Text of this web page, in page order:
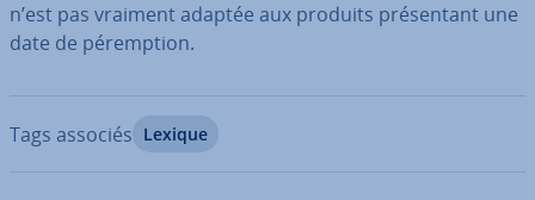
n’est pas vraiment adaptée aux produits pré­sen­tant une
date de pé­remp­tion.
Tags associés Lexique